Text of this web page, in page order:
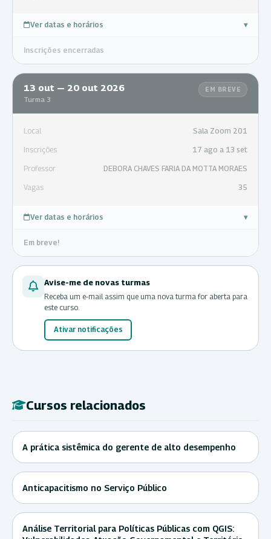
Ver datas e horários ▾
Inscrições encerradas
13 out — 20 out 2026
Turma 3
EM BREVE
Local Sala Zoom 201
Inscrições 17 ago a 13 set
Professor DEBORA CHAVES FARIA DA MOTTA MORAES
Vagas 35
Ver datas e horários ▾
Em breve!
Avise-me de novas turmas
Receba um e-mail assim que uma nova turma for aberta para
este curso.
Ativar notificações
Cursos relacionados
A prática sistêmica do gerente de alto desempenho
Anticapacitismo no Serviço Público
Análise Territorial para Políticas Públicas com QGIS: